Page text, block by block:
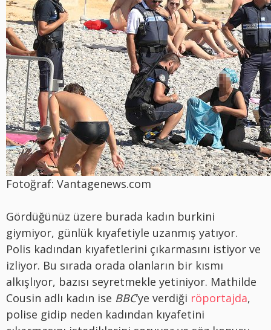
Fotoğraf: Vantagenews.com
Gördüğünüz üzere burada kadın burkini
giymiyor, günlük kıyafetiyle uzanmış yatıyor.
Polis kadından kıyafetlerini çıkarmasını istiyor ve
izliyor. Bu sırada orada olanların bir kısmı
alkışlıyor, bazısı seyretmekle yetiniyor. Mathilde
Cousin adlı kadın ise BBC‘ye verdiği röportajda,
polise gidip neden kadından kıyafetini